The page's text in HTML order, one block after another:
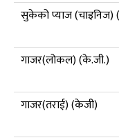
सुकेको प्याज (चाइनिज)
गाजर(लोकल) (के.जी.)
गाजर(तराई) (केजी)